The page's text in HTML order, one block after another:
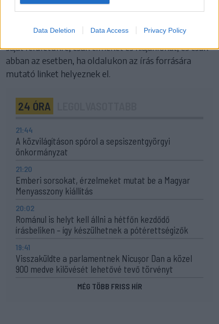
Data Deletion Data Access Privacy Policy
Értesüléseket átvenni csak a Székelyhon portálra
felületek semmilyen tartalmat nem másolhatnak át
saját felületükre, csak címeket és kiajánlókat, és csak
abban az esetben, ha oldalukon az írás forrására
mutató linket helyeznek el.
24 ÓRA
21:44
A közvilágításon spórol a sepsiszentgyörgyi
önkormányzat
21:20
Emberi sorsokat, érzelmeket mutat be a Magyar
Menyasszony kiállítás
20:02
Románul is helyt kell állni a hétfőn kezdődő
írásbeliken – így készülhetnek a pótérettségizők
19:41
Visszaküldte a parlamentnek Nicușor Dan a közel
900 medve kilövését lehetővé tevő törvényt
MÉG TÖBB FRISS HÍR